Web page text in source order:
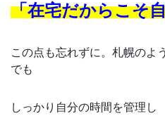
「在宅だからこそ
この点も忘れずに。札幌のよ
でも
しっかり自分の時間を管理し